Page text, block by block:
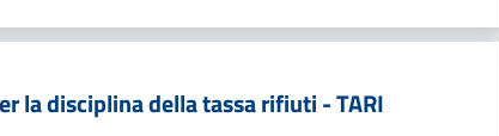
la disciplina della tassa rifiuti - TARI